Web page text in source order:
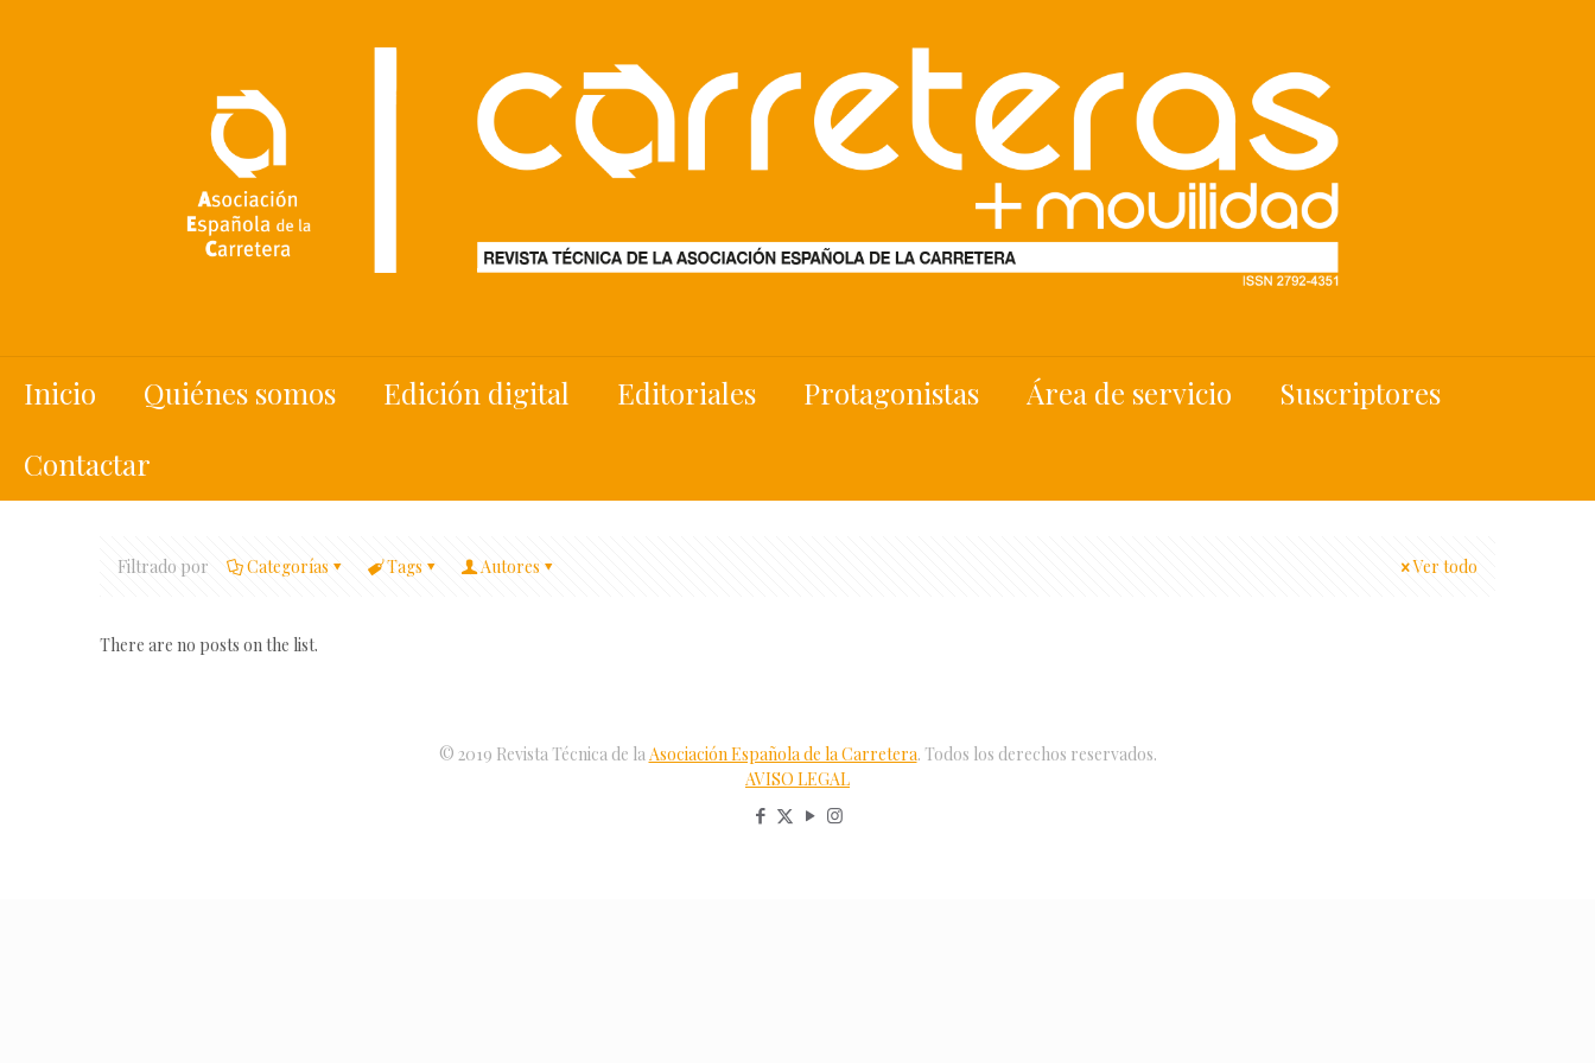
Inicio Quiénes somos Edición digital Editoriales Protagonistas Área de servicio
Suscriptores
Contactar
Filtrado por Categorías Tags Autores Ver todo
There are no posts on the list.
© 2019 Revista Técnica de laAsociación Española de la Carretera. Todos los derechos reservados.
AVISO LEGAL